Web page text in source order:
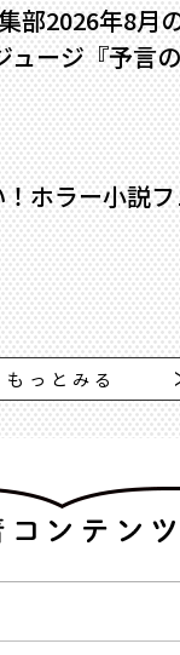
部2026年8月
ュージ『予言
ホラー小説
もっとみる